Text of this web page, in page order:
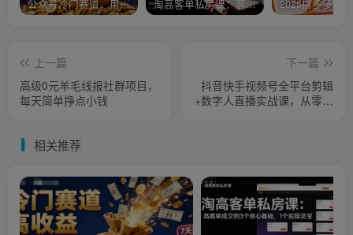
公众号冷门赛道，用AI做情感漫画，7天开通流量主，操作简单，小白可玩 淘高客单私房课：高客单成交的3个核心基础，1个实操法宝
上一篇
高级0元羊毛线报社群项目，
每天简单挣点小钱
下一篇
抖音快手视频号全平台剪辑
+数字人直播实战课，从零到
相关推荐